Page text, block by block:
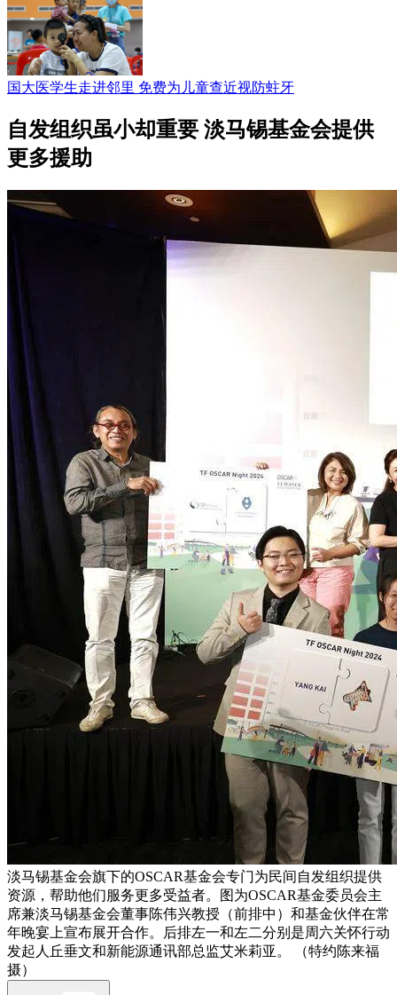
国大医学生走进邻里 免费为儿童查近视防蛀牙
自发组织虽小却重要 淡马锡基金会提供
更多援助
淡马锡基金会旗下的OSCAR基金会专门为民间自发组织提供
资源，帮助他们服务更多受益者。图为OSCAR基金委员会主
席兼淡马锡基金会董事陈伟兴教授（前排中）和基金伙伴在常
年晚宴上宣布展开合作。后排左一和左二分别是周六关怀行动
发起人丘垂文和新能源通讯部总监艾米莉亚。 （特约陈来福
摄）